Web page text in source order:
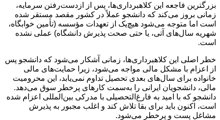
بزرگترین فاجعه این کلاهبرداری‌ها، پس از ازدست‌رفتن سرمایه،
زمانی بروز می‌کند که دانشجو عملاً در کشور مقصد مستقر شده
است اما متوجه می‌شود هیچ‌یک از تعهدات مؤسسه (تأمین خوابگاه،
شهریه سال‌های آتی، یا حتی صحت پذیرش دانشگاه) عملی نشده
است.
خطر اصلی این کلاهبرداری‌ها، زمانی آشکار می‌شود که دانشجو پس
از اعزام با مشکل مالی مواجه می‌شود، زیرا حمایت‌های مالی
خانواده برای سال‌های بعدی تحصیل تداوم نمی‌یابد، این محرومیت
مالی، دانشجویان ایرانی را به‌سمت کارهای پرخطر سوق می‌دهد.
دانشجو که با امید به فارغ‌التحصیلی با مدرکی بین‌المللی اعزام شده
است، اکنون باید برای بقا تلاش کند و اغلب مجبور به پذیرش
مشاغل پست و پرخطر می‌شود.